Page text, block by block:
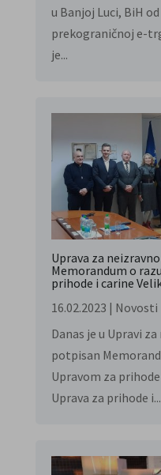
u Banjoj Luci, BiH
prekograničnoj e-
je...
Uprava za
Memorandum o
prihode i carine
16.02.2023 | Novosti
Danas je u Upravi
potpisan
Upravom za
Uprava za prihode i...